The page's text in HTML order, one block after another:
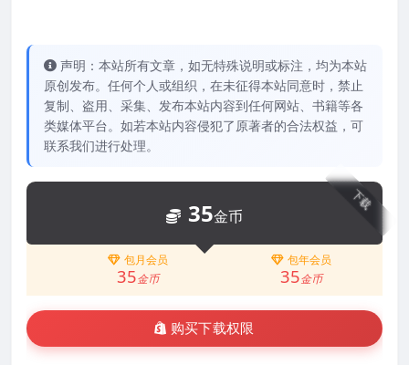
声明：本站所有文章，如无特殊说明或标注，均为本站
原创发布。任何个人或组织，在未征得本站同意时，禁止
复制、盗用、采集、发布本站内容到任何网站、书籍等各
类媒体平台。如若本站内容侵犯了原著者的合法权益，可
联系我们进行处理。
下载
35金币
包月会员
35金币
包年会员
35金币
购买下载权限